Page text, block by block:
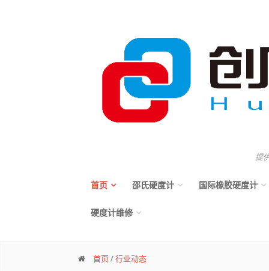
提
首页 邵氏硬度计 国际橡胶硬度计
硬度计维修
首页/行业动态